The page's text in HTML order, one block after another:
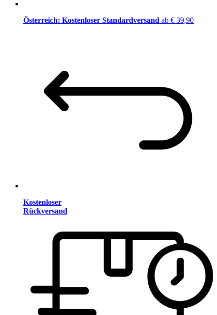
Österreich: Kostenloser Standardversand ab € 39,90
Kostenloser
Rückversand